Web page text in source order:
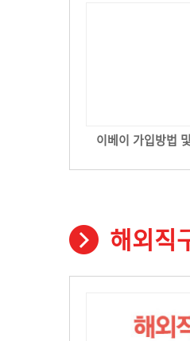
이베이 가입방법
해외직